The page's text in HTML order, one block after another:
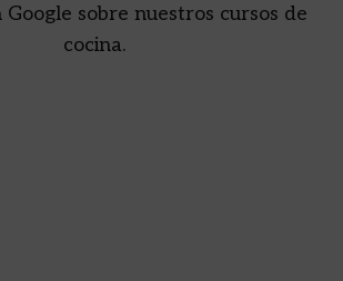
Google sobre nuestros cursos de
cocina.